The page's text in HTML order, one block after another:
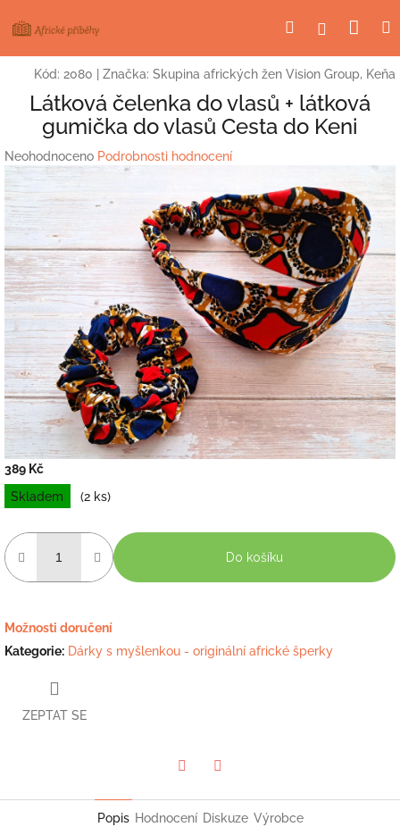
na
HledatPřihlášení
Kód: 2080 Značka: Skupina afrických žen Vision Group, Keňa
Látková čelenka do vlasů + látková
gumička do vlasů Cesta do Keni
Průměrné
hodnocení
produktu
je
0,0
z
5
hvězdiček.
Neohodnoceno Podrobnosti hodnocení
389 Kč
Měrná
cena:
Skladem (2 ks)
Do košíku
Možnosti doručení
Kategorie: Dárky s myšlenkou - originální africké šperky
ZEPTAT SE
Popis Hodnocení Diskuze Výrobce